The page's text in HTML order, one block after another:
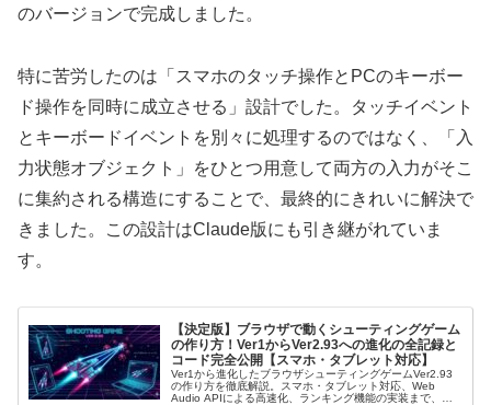
のバージョンで完成しました。
特に苦労したのは「スマホのタッチ操作とPCのキーボー
ド操作を同時に成立させる」設計でした。タッチイベント
とキーボードイベントを別々に処理するのではなく、「入
力状態オブジェクト」をひとつ用意して両方の入力がそこ
に集約される構造にすることで、最終的にきれいに解決で
きました。この設計はClaude版にも引き継がれていま
す。
【決定版】ブラウザで動くシューティングゲーム
の作り方！Ver1からVer2.93への進化の全記録と
コード完全公開【スマホ・タブレット対応】
Ver1から進化したブラウザシューティングゲームVer2.93
の作り方を徹底解説。スマホ・タブレット対応、Web
Audio APIによる高速化、ランキング機能の実装まで、全